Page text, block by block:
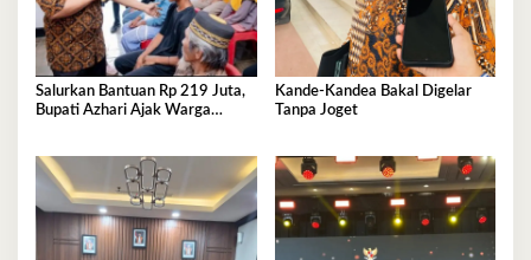
Salurkan Bantuan Rp 219 Juta,
Bupati Azhari Ajak Warga
Kande-Kandea Bakal Digelar
Tanpa Joget